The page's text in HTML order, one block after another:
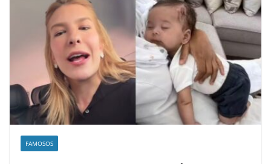
FAMOSOS